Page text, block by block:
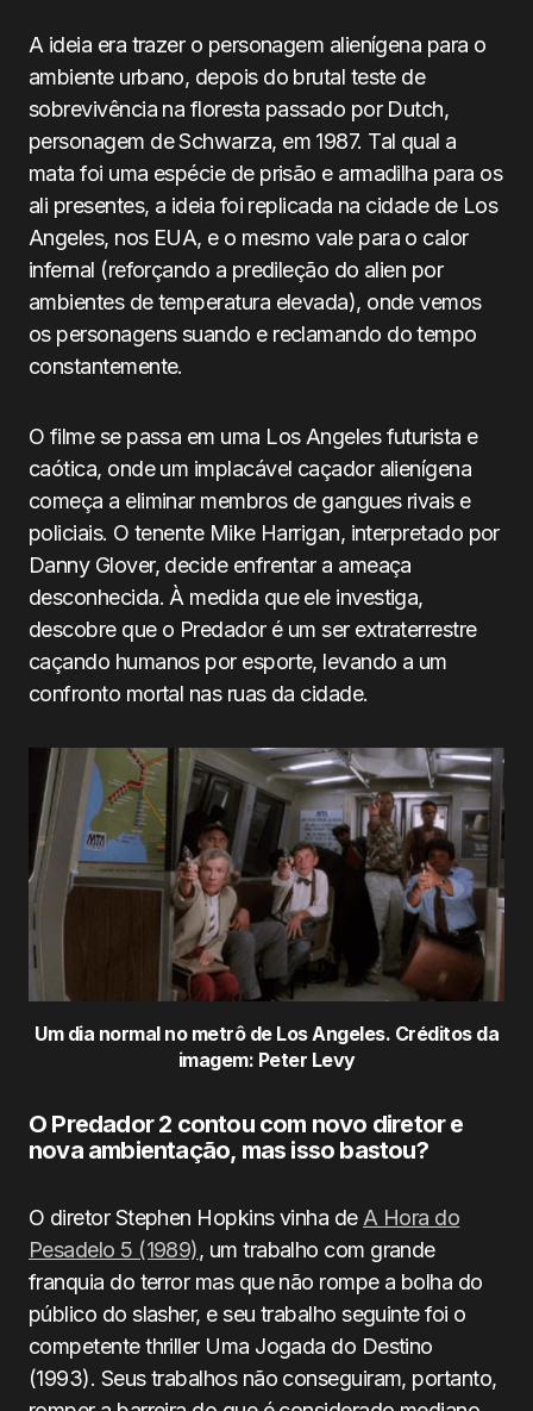
A ideia era trazer o personagem alienígena para o
ambiente urbano, depois do brutal teste de
sobrevivência na floresta passado por Dutch,
personagem de Schwarza, em 1987. Tal qual a
mata foi uma espécie de prisão e armadilha para os
ali presentes, a ideia foi replicada na cidade de Los
Angeles, nos EUA, e o mesmo vale para o calor
infernal (reforçando a predileção do alien por
ambientes de temperatura elevada), onde vemos
os personagens suando e reclamando do tempo
constantemente.
O filme se passa em uma Los Angeles futurista e
caótica, onde um implacável caçador alienígena
começa a eliminar membros de gangues rivais e
policiais. O tenente Mike Harrigan, interpretado por
Danny Glover, decide enfrentar a ameaça
desconhecida. À medida que ele investiga,
descobre que o Predador é um ser extraterrestre
caçando humanos por esporte, levando a um
confronto mortal nas ruas da cidade.
Um dia normal no metrô de Los Angeles. Créditos da
imagem: Peter Levy
O Predador 2 contou com novo diretor e
nova ambientação, mas isso bastou?
O diretor Stephen Hopkins vinha deA Hora do
Pesadelo 5 (1989), um trabalho com grande
franquia do terror mas que não rompe a bolha do
público do slasher, e seu trabalho seguinte foi o
competente thriller Uma Jogada do Destino
(1993). Seus trabalhos não conseguiram, portanto,